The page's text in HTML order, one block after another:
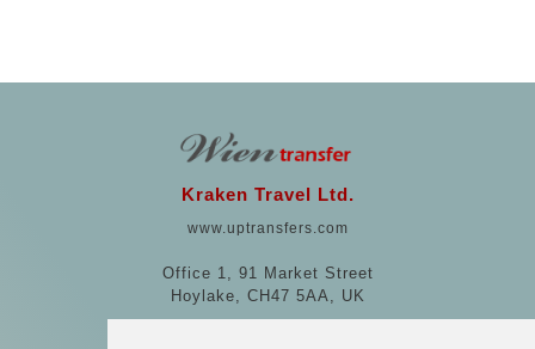
Kraken Travel Ltd.
www.uptransfers.com
Office 1, 91 Market Street
Hoylake, CH47 5AA, UK